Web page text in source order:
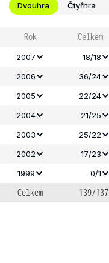
Dvouhra Čtyřhra
Rok Celkem
2007 18/18
2006
36/24
2005
22/24
2004
21/25
2003
25/22
2002
17/23
1999
0/1
Celkem
139/137